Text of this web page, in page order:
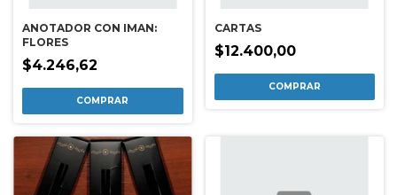
ANOTADOR CON IMAN:
FLORES
$4.246,62
CARTAS
$12.400,00